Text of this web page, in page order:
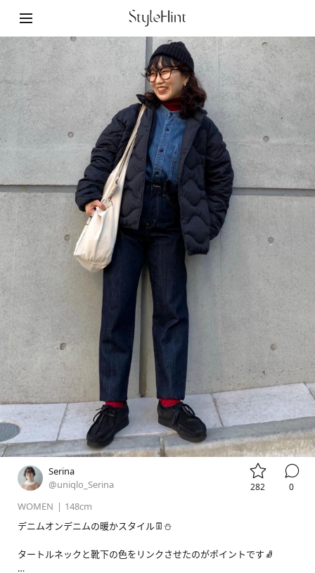
Serina
@uniqlo_Serina

282

0
WOMEN | 148cm
デニムオンデニムの暖かスタイル👖⛄️
タートルネックと靴下の色をリンクさせたのがポイントです🧦